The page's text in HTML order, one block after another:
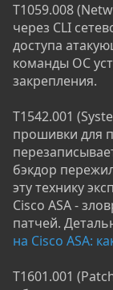
T1059.008
через CLI
доступа
команды ОС
закрепления.
T1542.001
прошивки для
бэкдор
эту технику
Cisco ASA -
патчей.
на Cisco ASA:
T1601.001